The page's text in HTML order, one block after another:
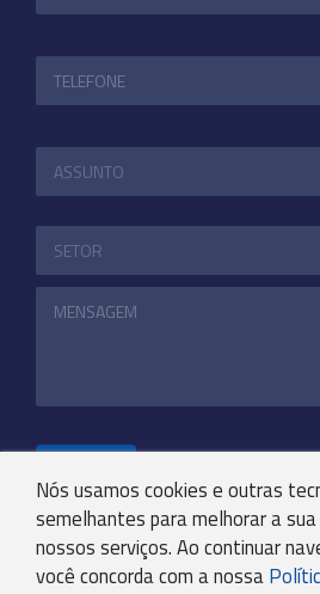
Nós usamos cookies e outras
semelhantes para melhorar a
nossos serviços. Ao continuar
você concorda com a nossa
+55 31 3244-4800